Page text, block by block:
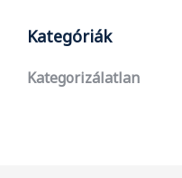
Kategóriák
Kategorizálatlan